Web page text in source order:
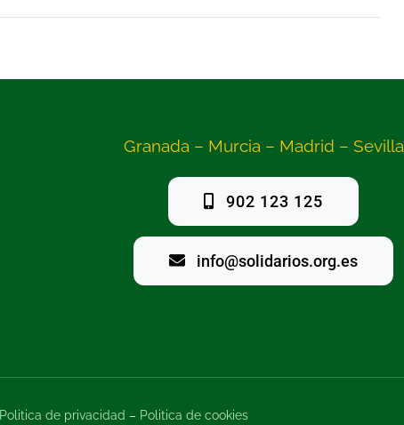
Granada – Murcia – Madrid – Sevilla
902 123 125
info@solidarios.org.es
Politica de privacidad – Politica de cookies